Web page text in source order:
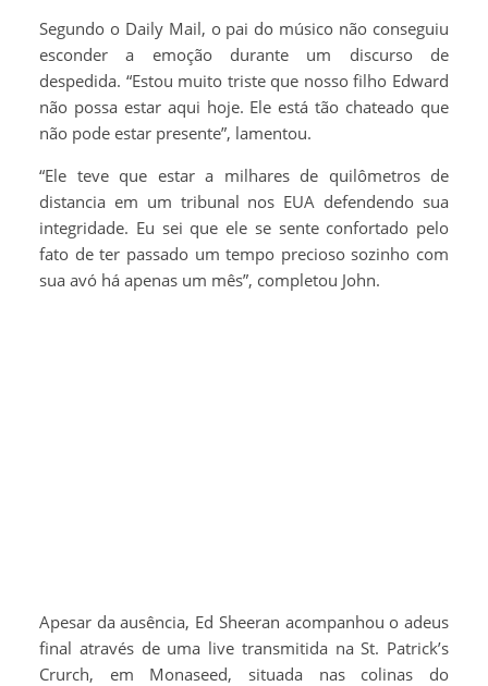
Segundo o Daily Mail, o pai do músico não conseguiu
esconder a emoção durante um discurso de
despedida. “Estou muito triste que nosso filho Edward
não possa estar aqui hoje. Ele está tão chateado que
não pode estar presente”, lamentou.
“Ele teve que estar a milhares de quilômetros de
distancia em um tribunal nos EUA defendendo sua
integridade. Eu sei que ele se sente confortado pelo
fato de ter passado um tempo precioso sozinho com
sua avó há apenas um mês”, completou John.
Apesar da ausência, Ed Sheeran acompanhou o adeus
final através de uma live transmitida na St. Patrick’s
Crurch, em Monaseed, situada nas colinas do